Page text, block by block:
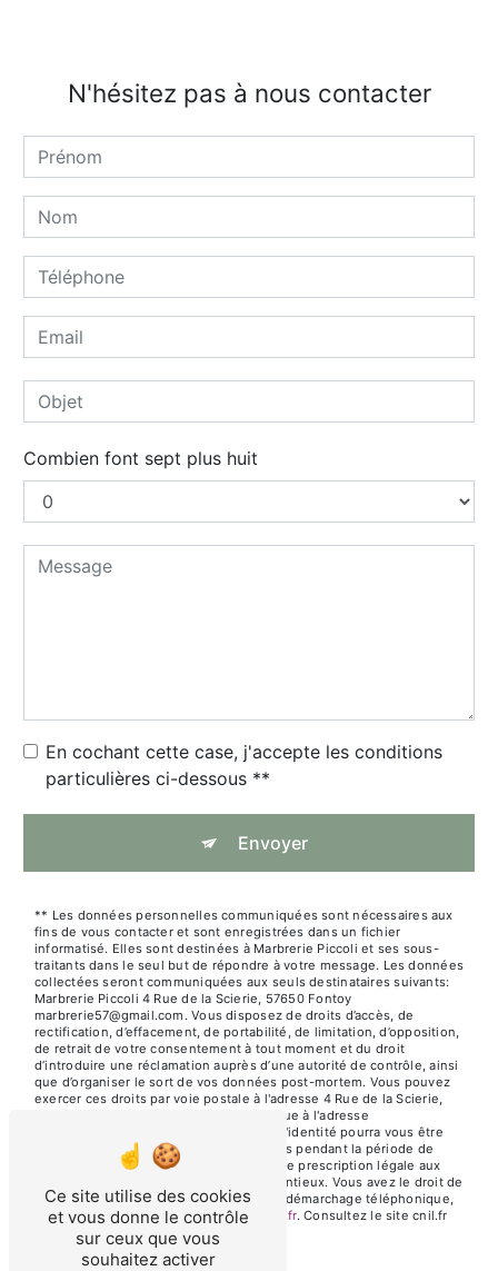
N'hésitez pas à nous contacter
Combien font sept plus huit
En cochant cette case, j'accepte les conditions
particulières ci-dessous **
Envoyer
** Les données personnelles communiquées sont nécessaires aux
fins de vous contacter et sont enregistrées dans un fichier
informatisé. Elles sont destinées à Marbrerie Piccoli et ses sous-
traitants dans le seul but de répondre à votre message. Les données
collectées seront communiquées aux seuls destinataires suivants:
Marbrerie Piccoli 4 Rue de la Scierie, 57650 Fontoy
marbrerie57@gmail.com. Vous disposez de droits d’accès, de
rectification, d’effacement, de portabilité, de limitation, d’opposition,
de retrait de votre consentement à tout moment et du droit
d’introduire une réclamation auprès d’une autorité de contrôle, ainsi
que d’organiser le sort de vos données post-mortem. Vous pouvez
exercer ces droits par voie postale à l'adresse 4 Rue de la Scierie,
57650 Fontoy ou par courrier électronique à l'adresse
marbrerie57@gmail.com. Un justificatif d'identité pourra vous être
demandé. Nous conservons vos données pendant la période de
prise de contact puis pendant la durée de prescription légale aux
fins probatoires et de gestion des contentieux. Vous avez le droit de
vous inscrire sur la liste d'opposition au démarchage téléphonique,
disponible à cette adresse: Bloctel.gouv.fr. Consultez le site cnil.fr
pour plus d’informations sur vos droits.
Ce site utilise des cookies
et vous donne le contrôle
sur ceux que vous
souhaitez activer